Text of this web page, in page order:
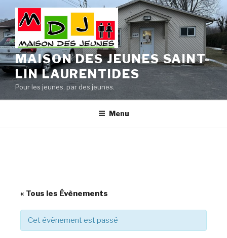
au
contenu
principal
MAISON DES JEUNES SAINT-
LIN LAURENTIDES
Pour les jeunes, par des jeunes.
Menu
« Tous les Évènements
Cet évènement est passé